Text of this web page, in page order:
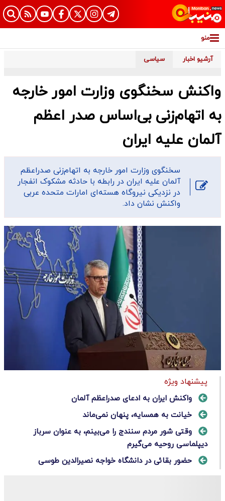
منو
آرشیو اخبار سیاسی
واکنش سخنگوی وزارت امور خارجه
به اتهام‌زنی بی‌اساس صدر اعظم
آلمان علیه ایران
سخنگوی وزارت امور خارجه به اتهام‌زنی صدراعظم
آلمان علیه ایران در رابطه با حادثه مشکوک انفجار
در نزدیکی نیروگاه‌ هسته‌ای امارات متحده عربی
واکنش نشان داد.
پیشنهاد ویژه
واکنش ایران به ادعای صدراعظم آلمان
خیانت به همسایه، پنهان نمی‌ماند
وقتی شور مردم سنندج را می‌بینم، به عنوان سرباز
دیپلماسی روحیه می‌گیرم
حضور بقائی در دانشگاه خواجه نصیرالدین طوسی